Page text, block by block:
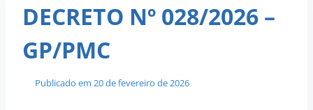
DECRETO Nº 028/2026 –
GP/PMC
Publicado em 20 de fevereiro de 2026